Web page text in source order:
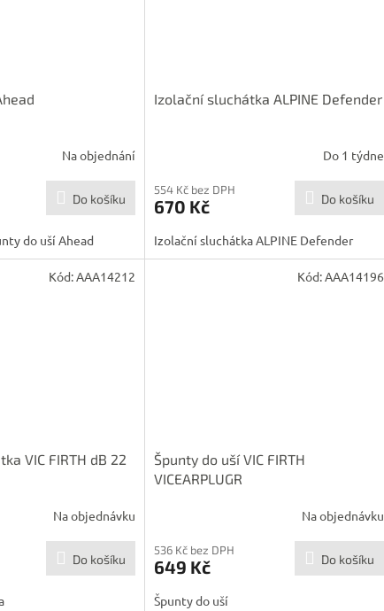
Na objednání
Do košíku
do uší Ahead
Izolační sluchátka ALPINE Defender
Do 1 týdne
554 Kč bez DPH
670 Kč Do košíku
Izolační sluchátka ALPINE Defender
VIC FIRTH dB 22
Na objednávku
Do košíku
Kód:AAA14212
Špunty do uší VIC FIRTH
VICEARPLUGR
Na objednávku
536 Kč bez DPH
649 Kč Do košíku
Špunty do uší
Kód:AAA14196